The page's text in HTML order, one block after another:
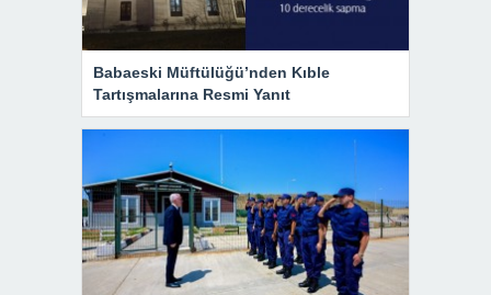
Babaeski Müftülüğü’nden Kıble
Tartışmalarına Resmi Yanıt